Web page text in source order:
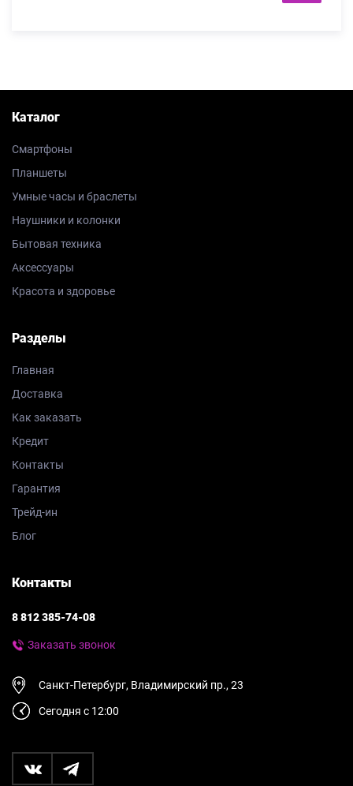
Каталог
Смартфоны
Планшеты
Умные часы и браслеты
Наушники и колонки
Бытовая техника
Аксессуары
Красота и здоровье
Разделы
Главная
Доставка
Как заказать
Кредит
Контакты
Гарантия
Трейд-ин
Блог
Контакты
8 812 385-74-08
Заказать звонок
Санкт-Петербург, Владимирский пр., 23
Сегодня с 12:00